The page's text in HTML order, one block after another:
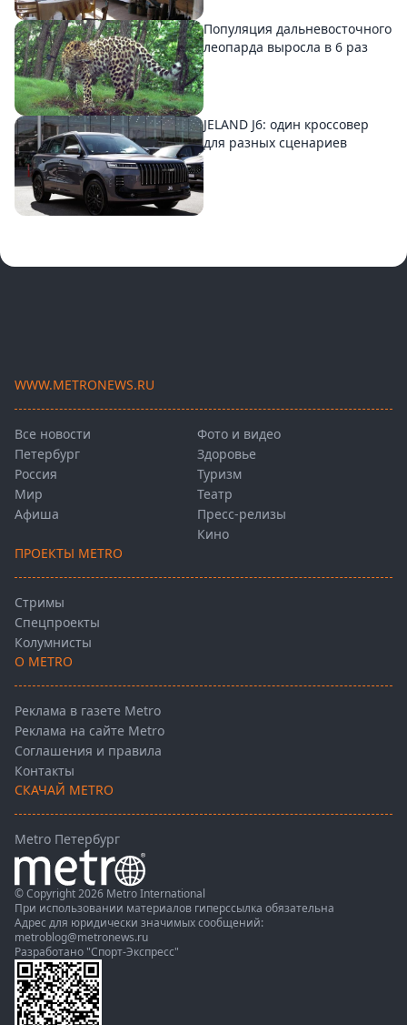
Популяция дальневосточного
леопарда выросла в 6 раз
JELAND J6: один кроссовер
для разных сценариев
WWW.METRONEWS.RU
Все новости
Петербург
Россия
Мир
Афиша
Фото и видео
Здоровье
Туризм
Театр
Пресс-релизы
Кино
ПРОЕКТЫ METRO
Стримы
Спецпроекты
Колумнисты
О METRO
Реклама в газете Metro
Реклама на сайте Metro
Соглашения и правила
Контакты
СКАЧАЙ METRO
Metro Петербург
© Copyright 2026 Metro International
При использовании материалов гиперссылка обязательна
Адрес для юридически значимых сообщений:
metroblog@metronews.ru
Разработано "Спорт-Экспресс"